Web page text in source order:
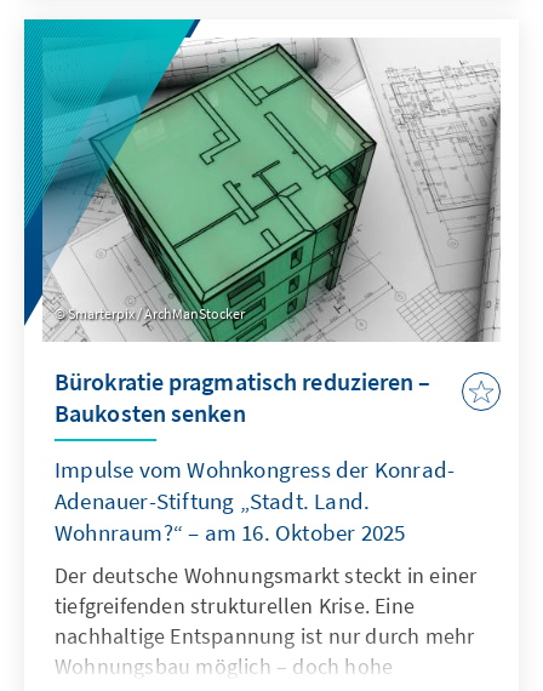
konzentriert, die Troika zu einer mehrjährigen
Planungsinstanz weiterentwickelt, die OECD
als Quasi-Sekretariat institutionell stärkt und
ihre Arbeitsweise stärker auf umsetzbare
Ergebnisse ausrichtet.
Smarterpix / ArchManStocker
Bürokratie pragmatisch reduzieren –
Baukosten senken
Impulse vom Wohnkongress der Konrad-
Adenauer-Stiftung „Stadt. Land.
Wohnraum?“ – am 16. Oktober 2025
Der deutsche Wohnungsmarkt steckt in einer
tiefgreifenden strukturellen Krise. Eine
nachhaltige Entspannung ist nur durch mehr
Wohnungsbau möglich – doch hohe